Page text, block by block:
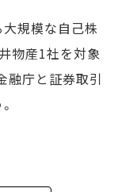
規模な自己株
物産1社を対象
融庁と証券取引